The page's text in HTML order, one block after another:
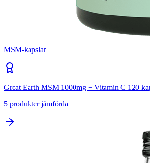
MSM-kapslar
Great Earth MSM 1000mg + Vitamin C 120
5 produkter jämförda